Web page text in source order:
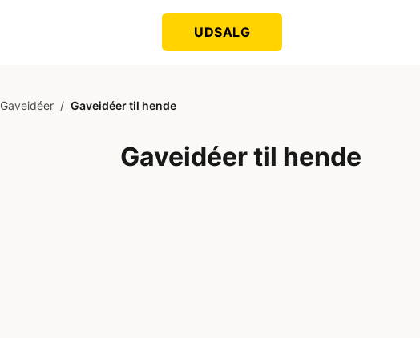
UDSALG
Gaveidéer / Gaveidéer til hende
Gaveidéer til hende